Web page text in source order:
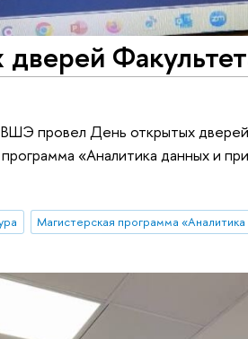
провел День открытых
«Аналитика данных и